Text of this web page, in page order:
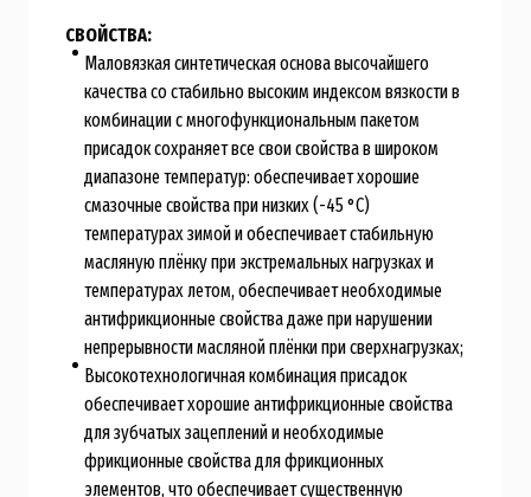
СВОЙСТВА:
Маловязкая синтетическая основа высочайшего
качества со стабильно высоким индексом вязкости в
комбинации с многофункциональным пакетом
присадок сохраняет все свои свойства в широком
диапазоне температур: обеспечивает хорошие
смазочные свойства при низких (-45 °C)
температурах зимой и обеспечивает стабильную
масляную плёнку при экстремальных нагрузках и
температурах летом, обеспечивает необходимые
антифрикционные свойства даже при нарушении
непрерывности масляной плёнки при сверхнагрузках;
Высокотехнологичная комбинация присадок
обеспечивает хорошие антифрикционные свойства
для зубчатых зацеплений и необходимые
фрикционные свойства для фрикционных
элементов, что обеспечивает существенную